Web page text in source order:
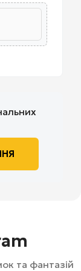
та фантазій